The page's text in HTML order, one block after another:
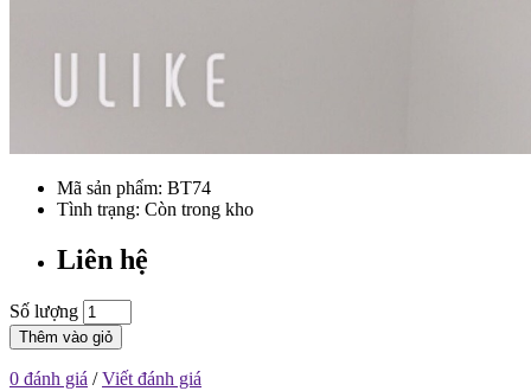
Mã sản phẩm: BT74
Tình trạng: Còn trong kho
Liên hệ
Số lượng
Thêm vào giỏ
0 đánh giá /Viết đánh giá